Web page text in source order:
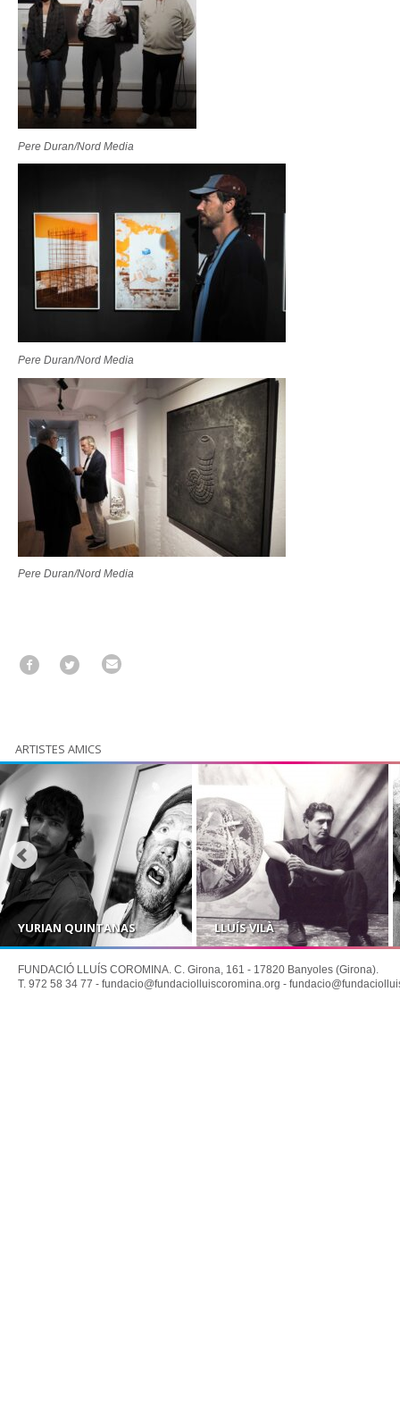
Pere Duran/Nord Media
Pere Duran/Nord Media
Pere Duran/Nord Media
ARTISTES AMICS
YURIAN QUINTANAS LLUÍS VILÀ
FUNDACIÓ LLUÍS COROMINA. C. Girona, 161 - 17820 Banyoles (Girona).
T. 972 58 34 77 - fundacio@fundaciolluiscoromina.org -